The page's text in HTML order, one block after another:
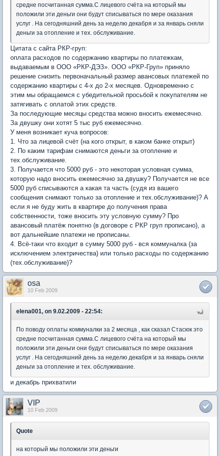
средне посчитанная сумма.С лицевого счёта на который мы
положили эти деньги они будут списываться по мере оказания
услуг . На сегодняшний день за неделю декабря и за январь сняли
деньги за отопление и тех. обслуживание.
Цитата с сайта РКР-груп:
оплата расходов по содержанию квартиры по платежкам,
выдаваемым в ООО «РКР-ДЭЗ». ООО «РКР-Груп» приняло
решение снизить первоначальный размер авансовых платежей по
содержанию квартиры с 4-х до 2-х месяцев. Одновременно с
этим мы обращаемся с убедительной просьбой к покупателям не
затягивать с оплатой этих средств.
За последующие месяцы средства можно вносить ежемесячно.
За двушку они хотят 5 тыс руб ежемесячно.
У меня возникает куча вопросов:
1. Что за лицевой счёт (на кого открыт, в каком банке открыт)
2. По каким тарифам снимаются деньги за отопление и
тех.обслуживание.
3. Получается что 5000 руб - это некоторая условная сумма,
которую надо вносить ежемесячно за двушку? Получается не все
5000 руб списываются а какая та часть (судя из вашего
сообщения снимают только за отопление и тех.обслуживание)? А
если я не буду жить в квартире до получения права
собственности, тоже вносить эту условную сумму? Про
авансовый платёж понятно (в договоре с РКР груп прописано), а
вот дальнейшие платежи не прописаны.
4. Всё-таки что входит в сумму 5000 руб - вся коммуналка (за
исключением электричества) или только расходы по содержанию
(тех.обслуживание)?
osa
10 Feb 2009
elena001, on 9.02.2009 - 22:54:
По поводу оплаты коммуналки за 2 месяца , как сказал Стасюк это
средне посчитанная сумма.С лицевого счёта на который мы
положили эти деньги они будут списываться по мере оказания
услуг . На сегодняшний день за неделю декабря и за январь сняли
деньги за отопление и тех. обслуживание.
и декабрь прихватили
VIP
10 Feb 2009
Quote
на который мы положили эти деньги